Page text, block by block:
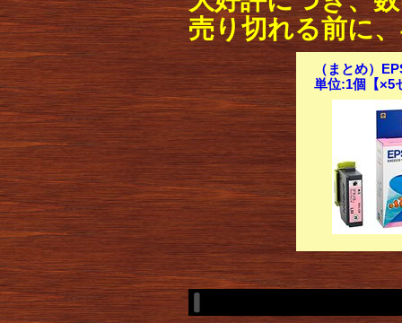
売り切れる前に
（まとめ）
単位:1個【×5